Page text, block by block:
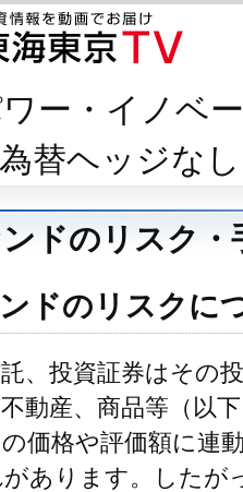
ー・イノベ
為替ヘッジな
ドのリスク
ドのリスクに
、投資証券はその
動産、商品等（以
価格や評価額に連
あります。したが